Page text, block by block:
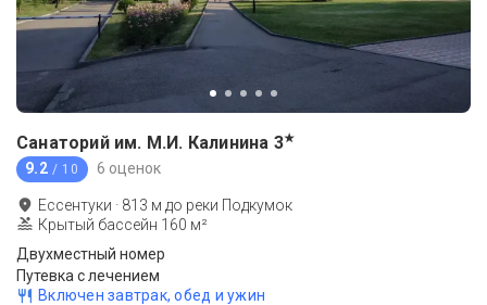
Санаторий им. М.И. Калинина 3★
9.2 / 10 6 оценок
Ессентуки · 813 м до реки Подкумок
Крытый бассейн 160 м²
Двухместный номер
Путевка с лечением
Включен завтрак, обед и ужин